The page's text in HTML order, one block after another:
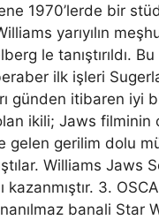
1970’lerde bir
yarıyılın
le tanıştırıldı.
ilk işleri
günden itibaren iyi
ikili; Jaws filminin
gelen gerilim dolu
Williams Jaws
kazanmıştır. 3.
banali Star